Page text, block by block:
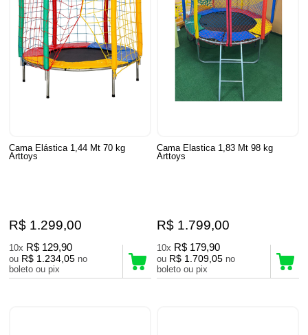
Cama Elástica 1,44 Mt 70 kg
Arttoys
R$ 1.299,00
10x R$ 129,90
ou R$ 1.234,05 no
boleto ou pix
Cama Elastica 1,83 Mt 98 kg
Arttoys
R$ 1.799,00
10x R$ 179,90
ou R$ 1.709,05 no
boleto ou pix